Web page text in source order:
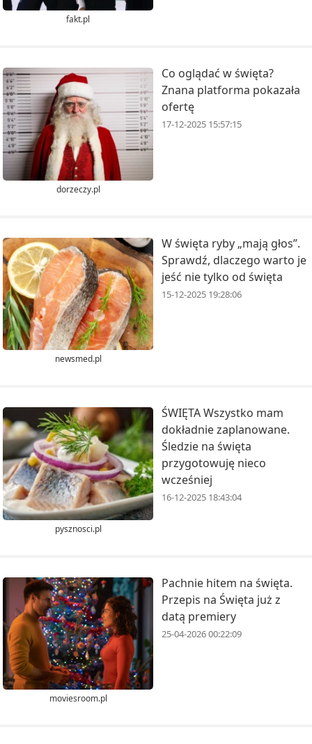
fakt.pl
dorzeczy.pl
Co oglądać w święta?
Znana platforma pokazała
ofertę
17-12-2025 15:57:15
newsmed.pl
W święta ryby „mają głos”.
Sprawdź, dlaczego warto je
jeść nie tylko od święta
15-12-2025 19:28:06
pysznosci.pl
ŚWIĘTA Wszystko mam
dokładnie zaplanowane.
Śledzie na święta
przygotowuję nieco
wcześniej
16-12-2025 18:43:04
moviesroom.pl
Pachnie hitem na święta.
Przepis na Święta już z
datą premiery
25-04-2026 00:22:09